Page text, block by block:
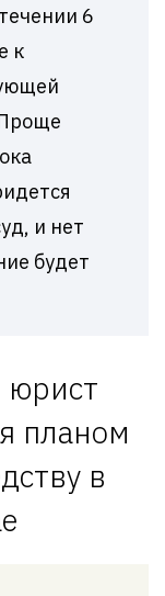
6
к
и нет
будет
юрист
планом
в